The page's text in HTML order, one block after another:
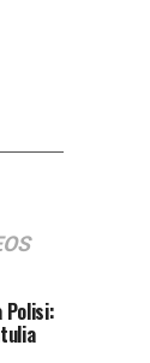
Polisi: